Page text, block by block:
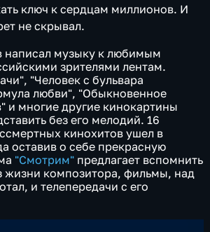
ключ к сердцам миллионов. И
не скрывал.
написал музыку к любимым
зрителями лентам.
"Человек с бульвара
любви", "Обыкновенное
и многие другие кинокартины
без его мелодий. 16
кинохитов ушел в
оставив о себе прекрасную
"Смотрим" предлагает вспомнить
жизни композитора, фильмы, над
и телепередачи с его